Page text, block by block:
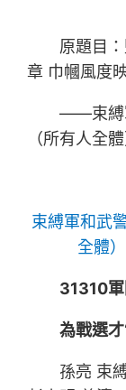
原題目
章 巾幗風度
——束縛
（所有人全
束縛軍和武
全體
31310
為戰選
孫亮 束